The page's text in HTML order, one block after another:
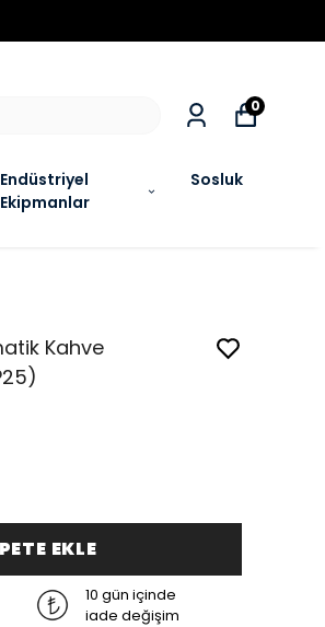
Endüstriyel
Ekipmanlar
Sosluk
0
Kahve
EKLE
10 gün içinde
iade değişim